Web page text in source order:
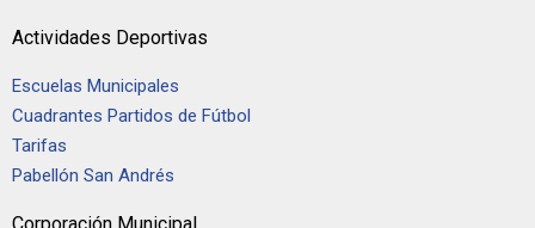
Actividades Deportivas
Escuelas Municipales
Cuadrantes Partidos de Fútbol
Tarifas
Pabellón San Andrés